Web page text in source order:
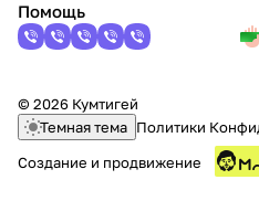
Помощь
© 2026 Кумтигей
Темная тема Политики
Создание и продвижение